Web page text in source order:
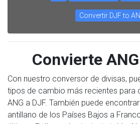
Convertir DJF to
Convierte
Con nuestro conversor de divisas,
tipos de cambio más recientes para
ANG a DJF. También puede
antillano de los Países Bajos a